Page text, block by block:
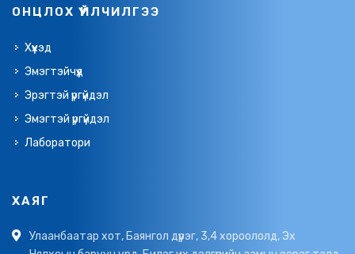
ОНЦЛОХ ҮЙЛЧИЛГЭЭ
Хүүхэд
Эмэгтэйчүүд
Эрэгтэй үргүйдэл
Эмэгтэй үргүйдэл
Лаборатори
ХАЯГ
Улаанбаатар хот, Баянгол дүүрэг, 3,4 хороололд, Эх